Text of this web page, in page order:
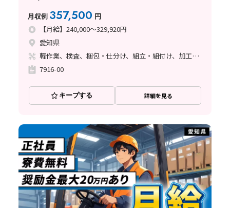
月収例 357,500 円
【月給】240,000～329,920円
愛知県
軽作業、検査、梱包・仕分け、組立・組付け、加工、マシンオペレーター、クリーンルーム、清掃・洗浄、品質管理、メンテナンス・保全、フォークリフト、玉掛け・クレーン、ライン作業、ハンダ付け、鋳造・鍛造、立ち作業、溶接、塗装、バリ取り
7916-00
キープする 詳細を見る